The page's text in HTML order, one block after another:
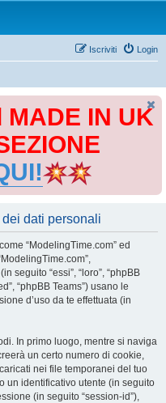
Login
Iscriviti
IN UK
dati personali
“ModelingTime.com” ed
seguito “essi”, “loro”, “phpBB
“phpBB Teams”) usano le
d’uso da te effettuata (in
In primo luogo, mentre si naviga
un certo numero di cookie,
nei file temporanei del tuo
un identificativo utente (in seguito
(in seguito “session-id”),